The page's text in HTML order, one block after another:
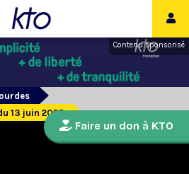
Contenu sponsorisé
13 juin 2025
Faire un don à KTO